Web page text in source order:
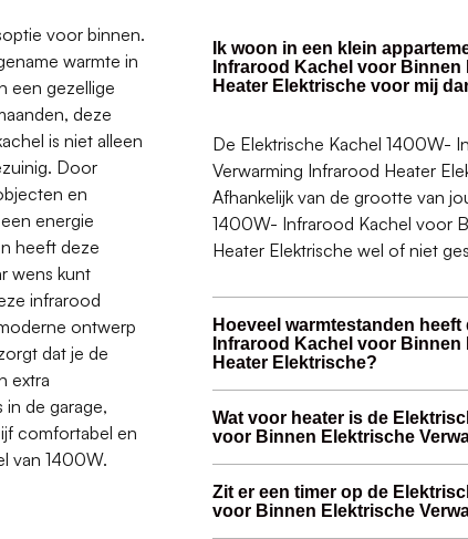
voor binnen.
warmte in
een gezellige
deze
is niet alleen
Door
en
energie
heeft deze
wens kunt
infrarood
ontwerp
dat je de
extra
de garage,
comfortabel en
van 1400W.
Ik woon in een klein
Infrarood Kachel voor
Heater Elektrische voor mij
De Elektrische Kachel 1400W-
Verwarming Infrarood Heater
Afhankelijk van de grootte van
1400W- Infrarood Kachel voor
Heater Elektrische wel of niet
Hoeveel warmtestanden
Infrarood Kachel voor
Heater Elektrische?
Wat voor heater is de
voor Binnen Elektrische
Zit er een timer op de
voor Binnen Elektrische